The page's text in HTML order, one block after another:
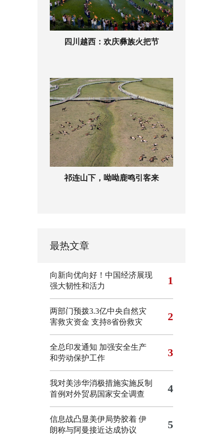
四川越西：欢庆彝族火把节
祁连山下，呦呦鹿鸣引客来
最热文章
向新向优向好！中国经济展现
强大韧性和活力
1
两部门预拨3.3亿中央自然灾
害救灾资金 支持8省份救灾
2
全总印发通知 加强安全生产
和劳动保护工作
3
我对美涉华消极措施实施反制
首例对外贸易国家安全调查
4
信息战凸显美伊局势胶着 伊
朗称与阿曼接近达成协议
5